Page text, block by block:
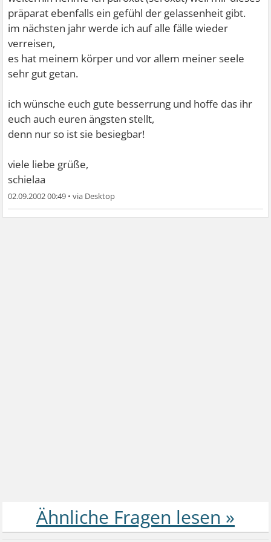
präparat ebenfalls ein gefühl der gelassenheit gibt.
im nächsten jahr werde ich auf alle fälle wieder
verreisen,
es hat meinem körper und vor allem meiner seele
sehr gut getan.
ich wünsche euch gute besserrung und hoffe das ihr
euch auch euren ängsten stellt,
denn nur so ist sie besiegbar!
viele liebe grüße,
schielaa
02.09.2002 00:49 •